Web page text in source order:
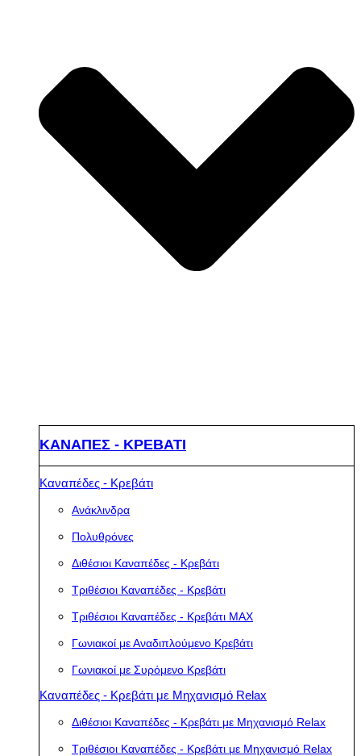
ΚΑΝΑΠΕΣ - ΚΡΕΒΑΤΙ
Καναπέδες - Κρεβάτι
Ανάκλινδρα
Πολυθρόνες
Διθέσιοι Καναπέδες - Κρεβάτι
Τριθέσιοι Καναπέδες - Κρεβάτι
Τριθέσιοι Καναπέδες - Κρεβάτι MAX
Γωνιακοί με Αναδιπλούμενο Κρεβάτι
Γωνιακοί με Συρόμενο Κρεβάτι
Καναπέδες - Κρεβάτι με Μηχανισμό Relax
Διθέσιοι Καναπέδες - Κρεβάτι με Μηχανισμό Relax
Τριθέσιοι Καναπέδες - Κρεβάτι με Μηχανισμό Relax